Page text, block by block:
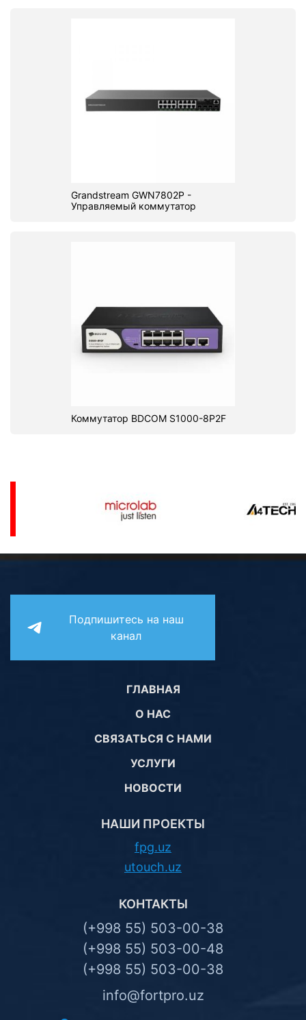
Grandstream GWN7802P -
Управляемый коммутатор
Коммутатор BDCOM S1000-8P2F
Подпишитесь на наш
канал
ГЛАВНАЯ
О НАС
СВЯЗАТЬСЯ С НАМИ
УСЛУГИ
НОВОСТИ
НАШИ ПРОЕКТЫ
fpg.uz
utouch.uz
КОНТАКТЫ
(+998 55) 503-00-38
(+998 55) 503-00-48
(+998 55) 503-00-38
info@fortpro.uz